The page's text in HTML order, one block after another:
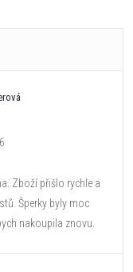
Zboží přišlo rychle a
Šperky byly moc
nakoupila znovu.